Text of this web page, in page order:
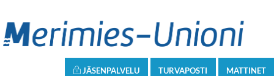
MATTINET
TURVAPOSTI
JÄSENPALVELU